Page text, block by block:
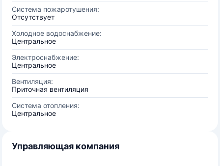
Система пожаротушения:
Отсутствует
Холодное водоснабжение:
Центральное
Электроснабжение:
Центральное
Вентиляция:
Приточная вентиляция
Система отопления:
Центральное
Управляющая компания